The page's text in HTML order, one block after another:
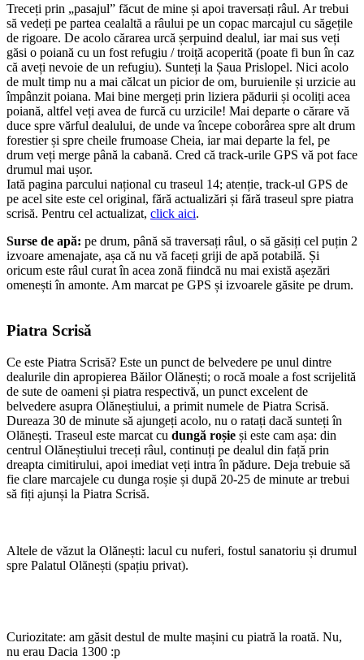
Treceți prin „pasajul” făcut de mine și apoi traversați râul. Ar trebui
să vedeți pe partea cealaltă a râului pe un copac marcajul cu săgețile
de rigoare. De acolo cărarea urcă șerpuind dealul, iar mai sus veți
găsi o poiană cu un fost refugiu / troiță acoperită (poate fi bun în caz
că aveți nevoie de un refugiu). Sunteți la Șaua Prislopel. Nici acolo
de mult timp nu a mai călcat un picior de om, buruienile și urzicie au
împânzit poiana. Mai bine mergeți prin liziera pădurii și ocoliți acea
poiană, altfel veți avea de furcă cu urzicile! Mai departe o cărare vă
duce spre vărful dealului, de unde va începe coborârea spre alt drum
forestier și spre cheile frumoase Cheia, iar mai departe la fel, pe
drum veți merge până la cabană. Cred că track-urile GPS vă pot face
drumul mai ușor.
Iată pagina parcului național cu traseul 14; atenție, track-ul GPS de
pe acel site este cel original, fără actualizări și fără traseul spre piatra
scrisă. Pentru cel actualizat, click aici.
Surse de apă: pe drum, până să traversați râul, o să găsiți cel puțin 2
izvoare amenajate, așa că nu vă faceți griji de apă potabilă. Și
oricum este râul curat în acea zonă fiindcă nu mai există așezări
omenești în amonte. Am marcat pe GPS și izvoarele găsite pe drum.
Piatra Scrisă
Ce este Piatra Scrisă? Este un punct de belvedere pe unul dintre
dealurile din apropierea Băilor Olănești; o rocă moale a fost scrijelită
de sute de oameni și piatra respectivă, un punct excelent de
belvedere asupra Olăneștiului, a primit numele de Piatra Scrisă.
Dureaza 30 de minute să ajungeți acolo, nu o ratați dacă sunteți în
Olănești. Traseul este marcat cu dungă roșie și este cam așa: din
centrul Olăneștiului treceți râul, continuți pe dealul din față prin
dreapta cimitirului, apoi imediat veți intra în pădure. Deja trebuie să
fie clare marcajele cu dunga roșie și după 20-25 de minute ar trebui
să fiți ajunși la Piatra Scrisă.
Altele de văzut la Olănești: lacul cu nuferi, fostul sanatoriu și drumul
spre Palatul Olănești (spațiu privat).
Curiozitate: am găsit destul de multe mașini cu piatră la roată. Nu,
nu erau Dacia 1300 :p